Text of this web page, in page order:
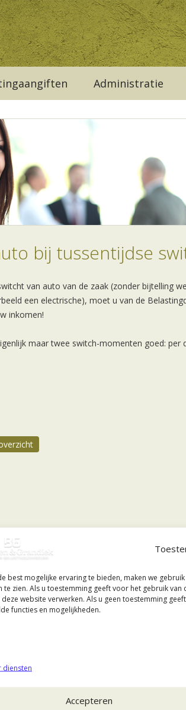
best mogelijke ervaring te bieden, maken we
te zien. Als u toestemming geeft voor het gebruik
deze website verwerken. Als u geen toestemming
functies en mogelijkheden.
diensten
Accepteren
Administratie
bij tussentijdse
van auto van de zaak (zonder bijtelling
een electrische), moet u van de
inkomen!
maar twee switch-momenten goed: per